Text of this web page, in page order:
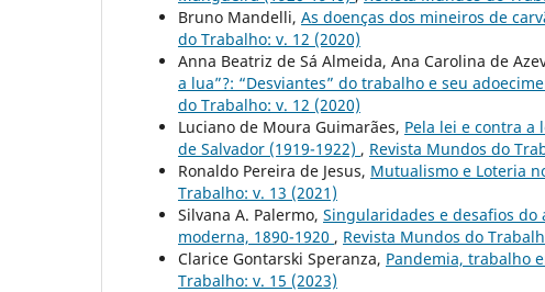
Bruno Mandelli, As doenças dos mineiros de
do Trabalho: v. 12 (2020)
Anna Beatriz de Sá Almeida, Ana Carolina de
a lua”?: “Desviantes” do trabalho e seu
do Trabalho: v. 12 (2020)
Luciano de Moura Guimarães, Pela lei e contra a
de Salvador (1919-1922) , Revista Mundos do
Ronaldo Pereira de Jesus, Mutualismo e Loteria
Trabalho: v. 13 (2021)
Silvana A. Palermo, Singularidades e desafios
moderna, 1890-1920 , Revista Mundos do
Clarice Gontarski Speranza, Pandemia, trabalho
Trabalho: v. 15 (2023)